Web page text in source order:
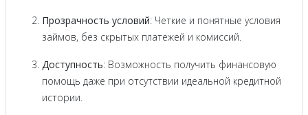
Прозрачность условий: Четкие и понятные условия
займов, без скрытых платежей и комиссий.
Доступность: Возможность получить финансовую
помощь даже при отсутствии идеальной кредитной
истории.